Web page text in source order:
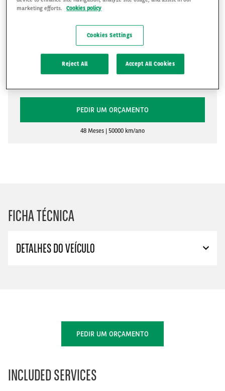
R$2,605
PEDIR UM ORÇAMENTO
48 Meses 50000 km/ano
FICHA TÉCNICA
DETALHES DO VEÍCULO
PEDIR UM ORÇAMENTO
INCLUDED SERVICES
marketing efforts.
Cookies policy
Cookies Settings
Reject All Accept All Cookies